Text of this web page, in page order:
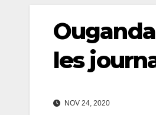
les
NOV 24, 2020